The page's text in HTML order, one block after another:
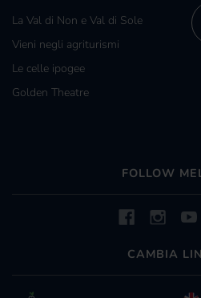
La Val di Non e Val di Sole
Vieni negli agriturismi
Le celle ipogee
Golden Theatre
FOLLOW
CAMBIA